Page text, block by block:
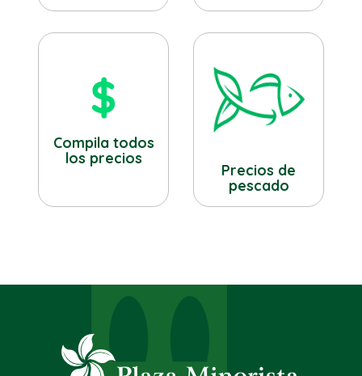
Compila todos
los precios
Precios de
pescado